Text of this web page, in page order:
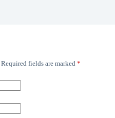
Required fields are marked *